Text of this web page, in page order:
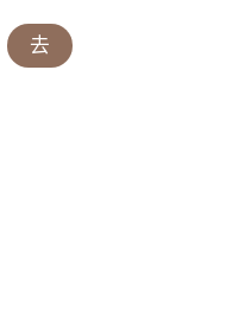
去